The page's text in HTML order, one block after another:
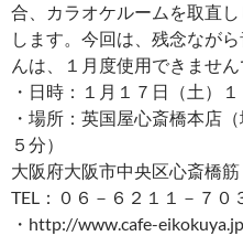
合、カラオケルームを取直
します。今回は、残念なが
んは、１月度使用できません
・日時：１月１７日（土）
・場所：英国屋心斎橋本店
５分）
大阪府大阪市中央区心斎橋
TEL：０６－６２１１－７０
・http://www.cafe-